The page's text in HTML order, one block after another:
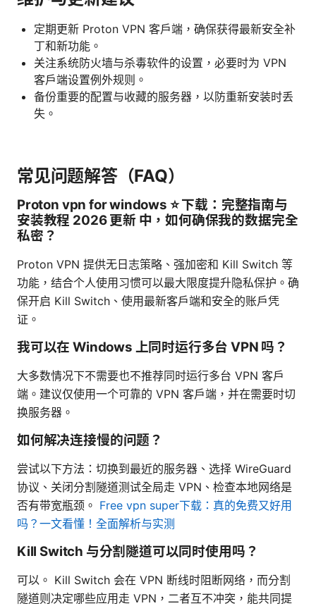
定期更新 Proton VPN 客户端，确保获得最新安全补
丁和新功能。
关注系统防火墙与杀毒软件的设置，必要时为 VPN
客户端设置例外规则。
备份重要的配置与收藏的服务器，以防重新安装时丢
失。
常见问题解答（FAQ）
Proton vpn for windows ⭐ 下载：完整指南与
安装教程 2026 更新 中，如何确保我的数据完全
私密？
Proton VPN 提供无日志策略、强加密和 Kill Switch 等
功能，结合个人使用习惯可以最大限度提升隐私保护。确
保开启 Kill Switch、使用最新客户端和安全的账户凭
证。
我可以在 Windows 上同时运行多台 VPN 吗？
大多数情况下不需要也不推荐同时运行多台 VPN 客户
端。建议仅使用一个可靠的 VPN 客户端，并在需要时切
换服务器。
如何解决连接慢的问题？
尝试以下方法：切换到最近的服务器、选择 WireGuard
协议、关闭分割隧道测试全局走 VPN、检查本地网络是
否有带宽瓶颈。 Free vpn super下载：真的免费又好用
吗？一文看懂！全面解析与实测
Kill Switch 与分割隧道可以同时使用吗？
可以。 Kill Switch 会在 VPN 断线时阻断网络，而分割
隧道则决定哪些应用走 VPN，二者互不冲突，能共同提